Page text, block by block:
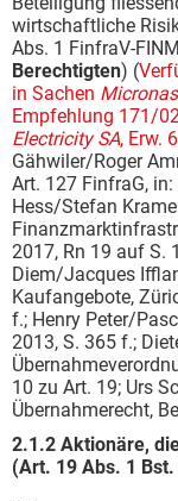
wirtschaftliche
Abs. 1 FinfraV-
Berechtigten) (
in Sachen
Empfehlung 171/
Electricity SA, Erw.
Gähwiler/Roger
Art. 127 FinfraG,
Hess/Stefan
2017, Rn 19 auf S.
Diem/Jacques
Kaufangebote,
f.; Henry Peter/
2013, S. 365 f.;
10 zu Art. 19; Urs
Übernahmerecht,
2.1.2 Aktionäre,
(Art. 19 Abs. 1 Bst.